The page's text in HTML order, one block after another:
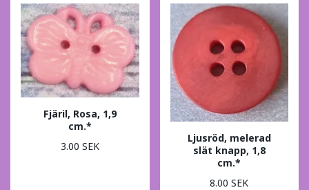
Fjäril, Rosa, 1,9
cm.*
3.00 SEK
Ljusröd, melerad
slät knapp, 1,8
cm.*
8.00 SEK